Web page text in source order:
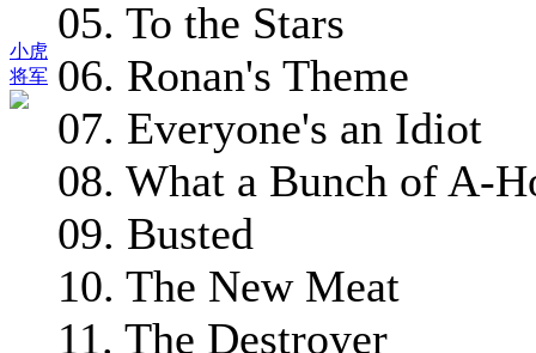
小虎
将军
05. To the Stars
06. Ronan's Theme
07. Everyone's an Idiot
08. What a Bunch of A-
09. Busted
10. The New Meat
11. The Destroyer